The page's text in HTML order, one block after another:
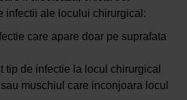
infectii ale locului chirurgical:
care apare doar pe suprafata
tip de infectie la locul chirurgical
muschiul care inconjoara locul